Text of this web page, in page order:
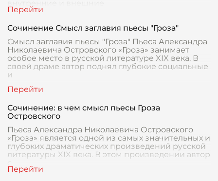
Сочинение Смысл заглавия пьесы "Гроза"
Смысл заглавия пьесы "Гроза" Пьеса Александра
Николаевича Островского «Гроза» занимает
особое место в русской литературе XIX века. В
своей драме автор поднял глубокие социальные
и
Сочинение: в чем смысл пьесы Гроза
Островского
Пьеса Александра Николаевича Островского
«Гроза» является одной из самых значительных и
глубоких драматических произведений русской
литературы XIX века. В этом произведении автор